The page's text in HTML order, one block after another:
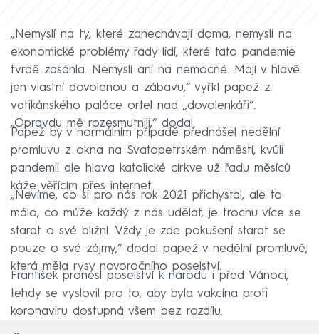
„Nemyslí na ty, které zanechávají doma, nemyslí na
ekonomické problémy řady lidí, které tato pandemie
tvrdě zasáhla. Nemyslí ani na nemocné. Mají v hlavě
jen vlastní dovolenou a zábavu,“ vyřkl papež z
vatikánského paláce ortel nad „dovolenkáři“.
„Opravdu mě rozesmutnili,“ dodal.
Papež by v normálním případě přednášel nedělní
promluvu z okna na Svatopetrském náměstí, kvůli
pandemii ale hlava katolické církve už řadu měsíců
káže věřícím přes internet.
„Nevíme, co si pro nás rok 2021 přichystal, ale to
málo, co může každý z nás udělat, je trochu více se
starat o své bližní. Vždy je zde pokušení starat se
pouze o své zájmy,“ dodal papež v nedělní promluvě,
která měla rysy novoročního poselství.
František pronesl poselství k národu i před Vánoci,
tehdy se vyslovil pro to, aby byla vakcína proti
koronaviru dostupná všem bez rozdílu.